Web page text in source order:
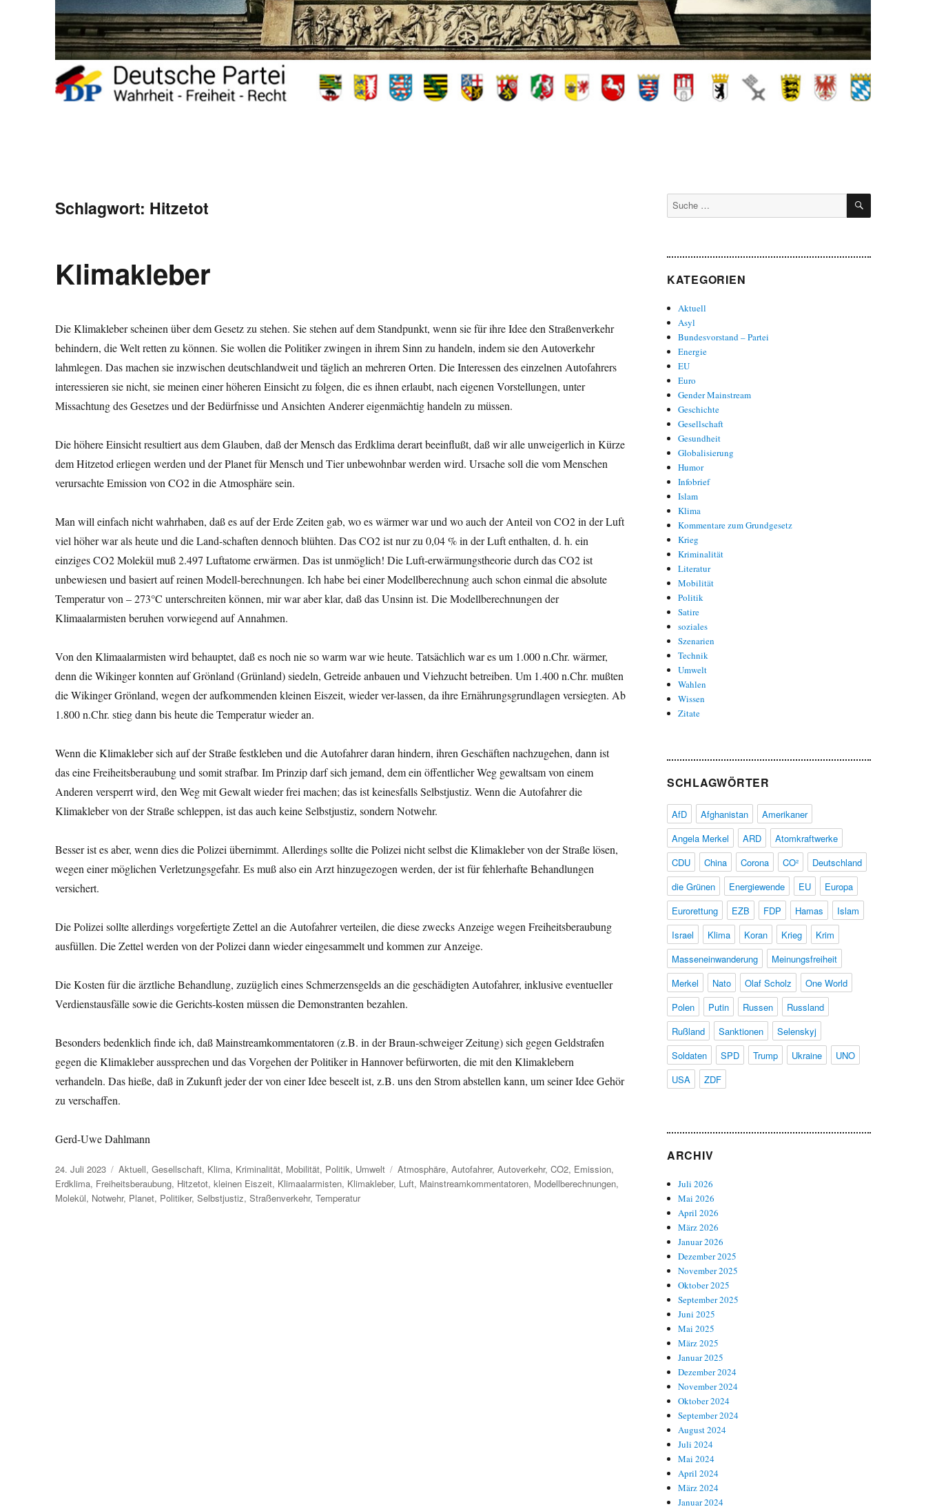
Schlagwort: Hitzetot
Klimakleber
Die Klimakleber scheinen über dem Gesetz zu stehen. Sie stehen auf dem Standpunkt, wenn sie für ihre Idee den Straßenverkehr
behindern, die Welt retten zu können. Sie wollen die Politiker zwingen in ihrem Sinn zu handeln, indem sie den Autoverkehr
lahmlegen. Das machen sie inzwischen deutschlandweit und täglich an mehreren Orten. Die Interessen des einzelnen Autofahrers
interessieren sie nicht, sie meinen einer höheren Einsicht zu folgen, die es ihnen erlaubt, nach eigenen Vorstellungen, unter
Missachtung des Gesetzes und der Bedürfnisse und Ansichten Anderer eigenmächtig handeln zu müssen.
Die höhere Einsicht resultiert aus dem Glauben, daß der Mensch das Erdklima derart beeinflußt, daß wir alle unweigerlich in Kürze
dem Hitzetod erliegen werden und der Planet für Mensch und Tier unbewohnbar werden wird. Ursache soll die vom Menschen
verursachte Emission von CO2 in die Atmosphäre sein.
Man will einfach nicht wahrhaben, daß es auf der Erde Zeiten gab, wo es wärmer war und wo auch der Anteil von CO2 in der Luft
viel höher war als heute und die Land-schaften dennoch blühten. Das CO2 ist nur zu 0,04 % in der Luft enthalten, d. h. ein
einziges CO2 Molekül muß 2.497 Luftatome erwärmen. Das ist unmöglich! Die Luft-erwärmungstheorie durch das CO2 ist
unbewiesen und basiert auf reinen Modell-berechnungen. Ich habe bei einer Modellberechnung auch schon einmal die absolute
Temperatur von – 273°C unterschreiten können, mir war aber klar, daß das Unsinn ist. Die Modellberechnungen der
Klimaalarmisten beruhen vorwiegend auf Annahmen.
Von den Klimaalarmisten wird behauptet, daß es noch nie so warm war wie heute. Tatsächlich war es um 1.000 n.Chr. wärmer,
denn die Wikinger konnten auf Grönland (Grünland) siedeln, Getreide anbauen und Viehzucht betreiben. Um 1.400 n.Chr. mußten
die Wikinger Grönland, wegen der aufkommenden kleinen Eiszeit, wieder ver-lassen, da ihre Ernährungsgrundlagen versiegten. Ab
1.800 n.Chr. stieg dann bis heute die Temperatur wieder an.
Wenn die Klimakleber sich auf der Straße festkleben und die Autofahrer daran hindern, ihren Geschäften nachzugehen, dann ist
das eine Freiheitsberaubung und somit strafbar. Im Prinzip darf sich jemand, dem ein öffentlicher Weg gewaltsam von einem
Anderen versperrt wird, den Weg mit Gewalt wieder frei machen; das ist keinesfalls Selbstjustiz. Wenn die Autofahrer die
Klimakleber von der Straße schleppen, ist das auch keine Selbstjustiz, sondern Notwehr.
Besser ist es aber, wenn dies die Polizei übernimmt. Allerdings sollte die Polizei nicht selbst die Klimakleber von der Straße lösen,
wegen einer möglichen Verletzungsgefahr. Es muß also ein Arzt hinzugezogen werden, der ist für fehlerhafte Behandlungen
versichert.
Die Polizei sollte allerdings vorgefertigte Zettel an die Autofahrer verteilen, die diese zwecks Anzeige wegen Freiheitsberaubung
ausfüllen. Die Zettel werden von der Polizei dann wieder eingesammelt und kommen zur Anzeige.
Die Kosten für die ärztliche Behandlung, zuzüglich eines Schmerzensgelds an die geschädigten Autofahrer, inklusive eventueller
Verdienstausfälle sowie die Gerichts-kosten müssen die Demonstranten bezahlen.
Besonders bedenklich finde ich, daß Mainstreamkommentatoren (z.B. in der Braun-schweiger Zeitung) sich gegen Geldstrafen
gegen die Klimakleber aussprechen und das Vorgehen der Politiker in Hannover befürworten, die mit den Klimaklebern
verhandeln. Das hieße, daß in Zukunft jeder der von einer Idee beseelt ist, z.B. uns den Strom abstellen kann, um seiner Idee Gehör
zu verschaffen.
Gerd-Uwe Dahlmann
Veröffentlicht
am
24. Juli 2023 Kategorien
Aktuell,Gesellschaft, Klima, Kriminalität, Mobilität, Politik, Umwelt Schlagwörter
Atmosphäre,Autofahrer,Autoverkehr,CO2, Emission,
Erdklima, Freiheitsberaubung, Hitzetot,kleinen Eiszeit, Klimaalarmisten, Klimakleber, Luft, Mainstreamkommentatoren, Modellberechnungen,
Molekül, Notwehr, Planet, Politiker,Selbstjustiz,Straßenverkehr,Temperatur
Suche
nach:
SUCHEN
KATEGORIEN
Aktuell
Asyl
Bundesvorstand – Partei
Energie
EU
Euro
Gender Mainstream
Geschichte
Gesellschaft
Gesundheit
Globalisierung
Humor
Infobrief
Islam
Klima
Kommentare zum Grundgesetz
Krieg
Kriminalität
Literatur
Mobilität
Politik
Satire
soziales
Szenarien
Technik
Umwelt
Wahlen
Wissen
Zitate
SCHLAGWÖRTER
AfD Afghanistan
Amerikaner
Angela Merkel
ARD
Atomkraftwerke
CDU
China Corona CO²
Deutschland
die Grünen
Energiewende EU
Europa
Eurorettung
EZB FDP Hamas
Islam
Israel
Klima Koran Krieg
Krim
Masseneinwanderung
Meinungsfreiheit
Merkel
Nato Olaf Scholz
One World
Polen
Putin Russen
Russland
Rußland
Sanktionen
Selenskyj
Soldaten
SPD Trump Ukraine
UNO
USA
ZDF
ARCHIV
Juli 2026
Mai 2026
April 2026
März 2026
Januar 2026
Dezember 2025
November 2025
Oktober 2025
September 2025
Juni 2025
Mai 2025
März 2025
Januar 2025
Dezember 2024
November 2024
Oktober 2024
September 2024
August 2024
Juli 2024
Mai 2024
April 2024
März 2024
Januar 2024